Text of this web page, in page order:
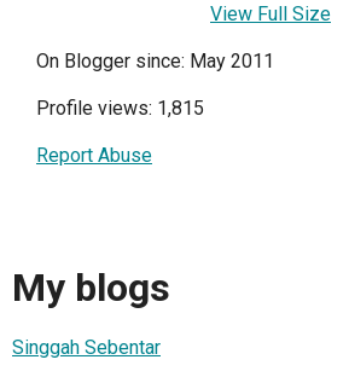
View Full Size
On Blogger since: May 2011
Profile views: 1,815
Report Abuse
My blogs
Singgah Sebentar